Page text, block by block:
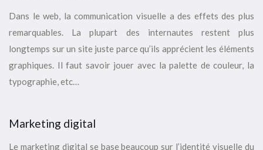
Dans le web, la communication visuelle a des effets des plus
remarquables. La plupart des internautes restent plus
longtemps sur un site juste parce qu’ils apprécient les éléments
graphiques. Il faut savoir jouer avec la palette de couleur, la
typographie, etc…
Marketing digital
Le marketing digital se base beaucoup sur l’identité visuelle du